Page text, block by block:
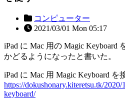
コンピューター
2021/03/01 Mon 05:17
iPad に Mac 用の Magic Keyboard
かどるようになったと書いた。
iPad に Mac 用 Magic Keyboard を
https://dokushonary.kiteretsu.tk/
keyboard/